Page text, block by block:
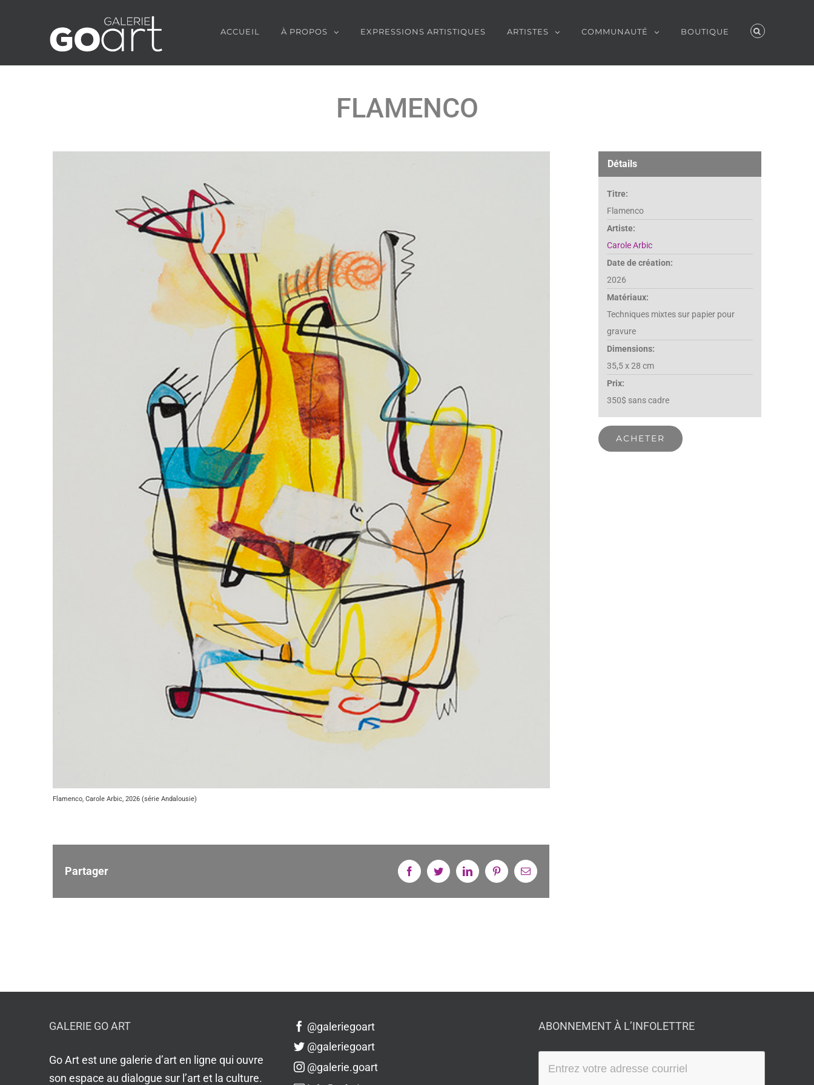
ACCUEIL À PROPOS EXPRESSIONS ARTISTIQUES ARTISTES COMMUNAUTÉ BOUTIQUE
FLAMENCO
Flamenco, Carole Arbic, 2026 (série Andalousie)
Partager FacebookTwitterLinkedin PinterestEmail
Détails
Titre:
Flamenco
Artiste:
Carole Arbic
Date de création:
2026
Matériaux:
Techniques mixtes sur papier pour
gravure
Dimensions:
35,5 x 28 cm
Prix:
350$ sans cadre
GALERIE GO ART
Go Art est une galerie d’art en ligne qui ouvre
son espace au dialogue sur l’art et la culture.
@galeriegoart
@galeriegoart
@galerie.goart
ABONNEMENT À L’INFOLETTRE